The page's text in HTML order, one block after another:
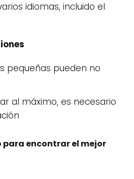
idiomas, incluido el
pequeñas pueden no
al máximo, es necesario
para encontrar el mejor